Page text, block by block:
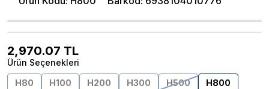
2,970.07 TL
Ürün Seçenekleri
H80
H100 H200 H300 H500 H800